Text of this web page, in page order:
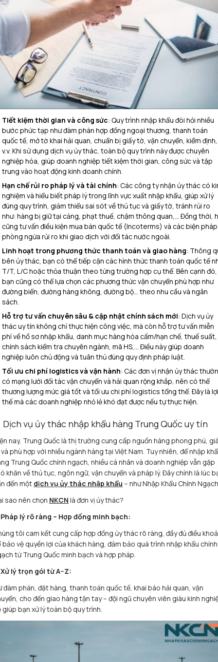
Tiết kiệm thời gian và công sức: Quy trình nhập khẩu đòi hỏi nhiều
bước phức tạp như đàm phán hợp đồng ngoại thương, thanh toán
quốc tế, mở tờ khai hải quan, chuẩn bị giấy tờ, vận chuyển, kiểm định,
v.v. Khi sử dụng dịch vụ ủy thác, toàn bộ quy trình này được chuyên
nghiệp hóa, giúp doanh nghiệp tiết kiệm thời gian, công sức và tập
trung vào hoạt động kinh doanh chính.
Hạn chế rủi ro pháp lý và tài chính: Các công ty nhận ủy thác có
nghiệm và hiểu biết pháp lý trong lĩnh vực xuất nhập khẩu, giúp xử lý
đúng quy trình, giảm thiểu sai sót về thủ tục và giấy tờ, tránh rủi ro
như: hàng bị giữ tại cảng, phạt thuế, chậm thông quan,… Đồng thời,
cũng tư vấn điều kiện mua bán quốc tế (Incoterms) và các biện pháp
phòng ngừa rủi ro khi giao dịch với đối tác nước ngoài.
Linh hoạt trong phương thức thanh toán và giao hàng: Thông
bên ủy thác, bạn có thể tiếp cận các hình thức thanh toán quốc tế
T/T, L/C hoặc thỏa thuận theo từng trường hợp cụ thể. Bên cạnh đó,
bạn cũng có thể lựa chọn các phương thức vận chuyển phù hợp như
đường biển, đường hàng không, đường bộ… theo nhu cầu và ngân
sách.
Hỗ trợ tư vấn chuyên sâu & cập nhật chính sách mới: Dịch vụ ủy
thác uy tín không chỉ thực hiện công việc, mà còn hỗ trợ tư vấn miễn
phí về hồ sơ nhập khẩu, danh mục hàng hóa cấm/hạn chế, thuế suất,
chính sách kiểm tra chuyên ngành, mã HS,… Điều này giúp doanh
nghiệp luôn chủ động và tuân thủ đúng quy định pháp luật.
Tối ưu chi phí logistics và vận hành: Các đơn vị nhận ủy thác
có mạng lưới đối tác vận chuyển và hải quan rộng khắp, nên có thể
thương lượng mức giá tốt và tối ưu chi phí logistics tổng thể. Đây là lợi
thế mà các doanh nghiệp nhỏ lẻ khó đạt được nếu tự thực hiện.
Dịch vụ ủy thác nhập khẩu hàng Trung Quốc uy tín
nay, Trung Quốc là thị trường cung cấp nguồn hàng phong phú,
phù hợp với nhiều ngành hàng tại Việt Nam. Tuy nhiên, để nhập
Trung Quốc chính ngạch, nhiều cá nhân và doanh nghiệp vẫn gặp
khăn về thủ tục, ngôn ngữ, vận chuyển và pháp lý. Đây chính là lúc
đến một dịch vụ ủy thác nhập khẩu – như Nhập Khẩu Chính
sao nên chọn NKCN là đơn vị ủy thác?
Pháp lý rõ ràng – Hợp đồng minh bạch:
tôi cam kết cung cấp hợp đồng ủy thác rõ ràng, đầy đủ điều
bảo vệ quyền lợi của khách hàng, đảm bảo quá trình nhập khẩu chính
từ Trung Quốc minh bạch và hợp pháp.
Xử lý trọn gói từ A–Z:
đàm phán, đặt hàng, thanh toán quốc tế, khai báo hải quan, vận
cho đến giao hàng tận tay – đội ngũ chuyên viên giàu kinh
giúp bạn xử lý toàn bộ quy trình.